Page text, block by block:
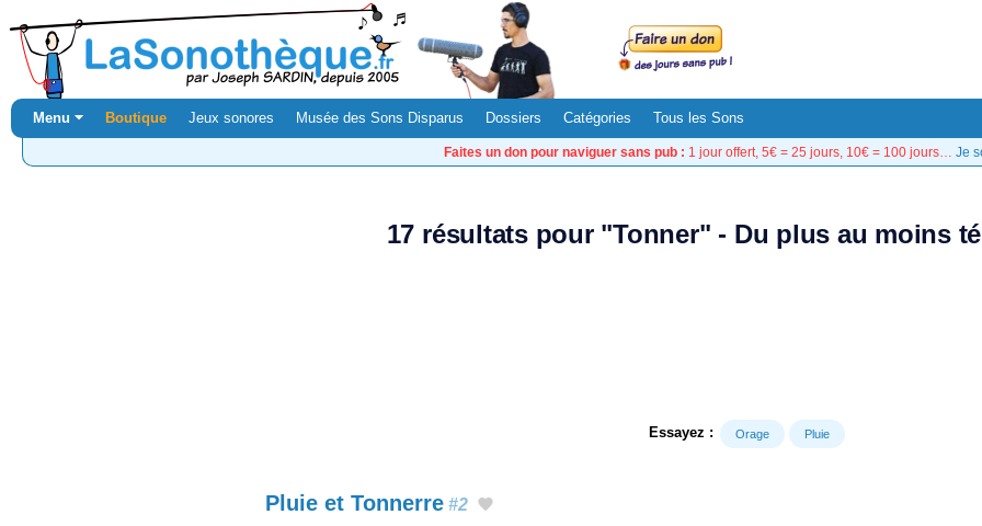
Menu ⏷ Boutique Jeux sonores Musée des Sons Disparus Dossiers Catégories Tous les Sons
Faites un don pour naviguer sans pub : 1 jour offert, 5€ = 25 jours, 10€ = 100 jours… Je
17 résultats pour "Tonner" - Du plus au moins
Essayez : Orage Pluie
Pluie et Tonnerre #2